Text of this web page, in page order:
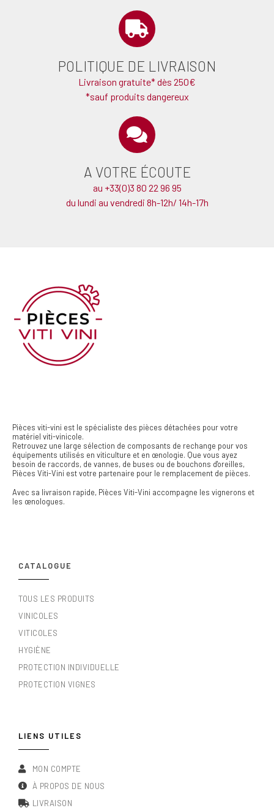
POLITIQUE DE LIVRAISON
Livraison gratuite* dès 250€
*sauf produits dangereux
A VOTRE ÉCOUTE
au +33(0)3 80 22 96 95
du lundi au vendredi 8h-12h/ 14h-17h
Pièces viti-vini est le spécialiste des pièces détachées pour votre
matériel viti-vinicole.
Retrouvez une large sélection de composants de rechange pour vos
équipements utilisés en viticulture et en œnologie. Que vous ayez
besoin de raccords, de vannes, de buses ou de bouchons d'oreilles,
Pièces Viti-Vini est votre partenaire pour le remplacement de pièces.
Avec sa livraison rapide, Pièces Viti-Vini accompagne les vignerons et
les œnologues.
CATALOGUE
TOUS LES PRODUITS
VINICOLES
VITICOLES
HYGIÈNE
PROTECTION INDIVIDUELLE
PROTECTION VIGNES
LIENS UTILES
MON COMPTE
À PROPOS DE NOUS
LIVRAISON